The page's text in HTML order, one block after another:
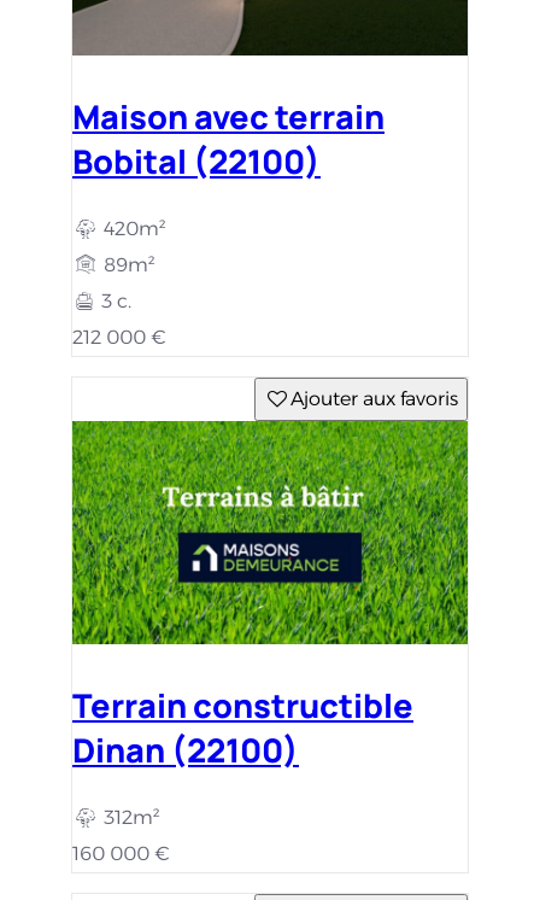
Maison avec terrain
Bobital (22100)
420m²
89m²
3 c.
212 000 €
Ajouter aux favoris
Terrain constructible
Dinan (22100)
312m²
160 000 €